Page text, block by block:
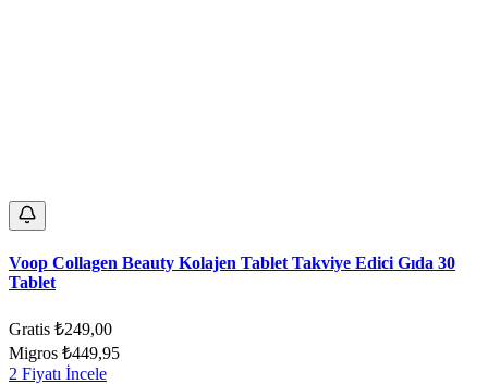
Voop Collagen Beauty Kolajen Tablet Takviye Edici Gıda 30
Tablet
Gratis ₺249,00
Migros ₺449,95
2 Fiyatı İncele